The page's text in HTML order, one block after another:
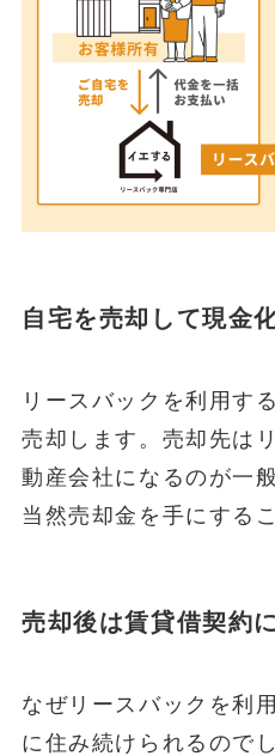
自宅を売却して現金
リースバックを利用す
売却します。売却先は
動産会社になるのが一
当然売却金を手にする
売却後は賃貸借契約
なぜリースバックを利
に住み続けられるので